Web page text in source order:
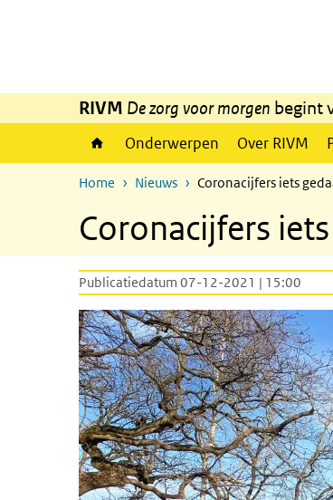
RIVM De zorg voor morgen begint
Onderwerpen Over RIVM
Home Nieuws Coronacijfers iets
Coronacijfers
Publicatiedatum 07-12-2021 | 15:00